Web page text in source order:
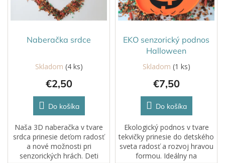
Naberačka srdce
Skladom (4 ks)
€2,50
Do košíka
Naša 3D naberačka v tvare
srdca prinesie deťom radosť
a nové možnosti pri
senzorických hrách. Deti
EKO senzorický podnos
Halloween
Skladom (1 ks)
€7,50
Do košíka
Ekologický podnos v tvare
tekvičky prinesie do detského
sveta radosť a rozvoj hravou
formou. Ideálny na